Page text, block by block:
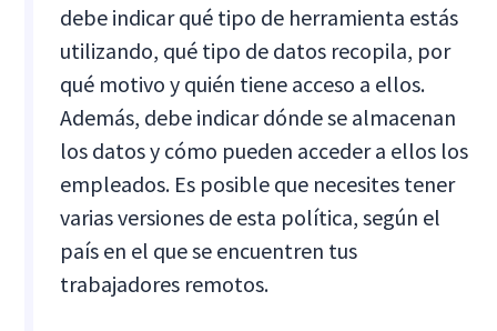
debe indicar qué tipo de herramienta estás
utilizando, qué tipo de datos recopila, por
qué motivo y quién tiene acceso a ellos.
Además, debe indicar dónde se almacenan
los datos y cómo pueden acceder a ellos los
empleados. Es posible que necesites tener
varias versiones de esta política, según el
país en el que se encuentren tus
trabajadores remotos.